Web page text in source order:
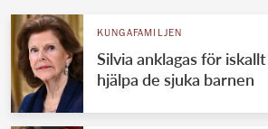
UTLÄNDSKT
KUNGAFAMILJEN
Silvia anklagas för
hjälpa de sjuka barnen